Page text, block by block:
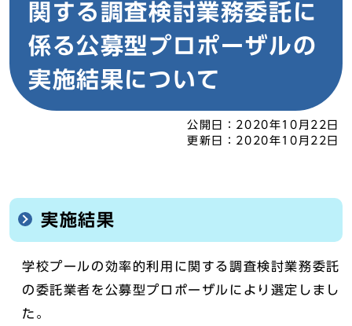
関する調査検討業務委託に
係る公募型プロポーザルの
実施結果について
公開日： 2020年10月22日
更新日： 2020年10月22日
実施結果
学校プールの効率的利用に関する調査検討業務委託
の委託業者を公募型プロポーザルにより選定しまし
た。